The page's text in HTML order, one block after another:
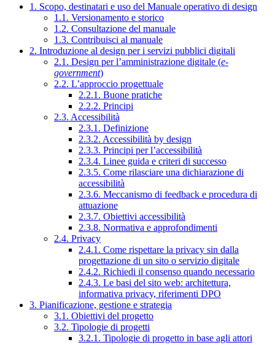
1. Scopo, destinatari e uso del Manuale operativo di design
1.1. Versionamento e storico
1.2. Consultazione del manuale
1.3. Contribuisci al manuale
2. Introduzione al design per i servizi pubblici digitali
2.1. Design per l’amministrazione digitale (e-
government)
2.2. L’approccio progettuale
2.2.1. Buone pratiche
2.2.2. Principi
2.3. Accessibilità
2.3.1. Definizione
2.3.2. Accessibilità by design
2.3.3. Principi per l’accessibilità
2.3.4. Linee guida e criteri di successo
2.3.5. Come rilasciare una dichiarazione di
accessibilità
2.3.6. Meccanismo di feedback e procedura di
attuazione
2.3.7. Obiettivi accessibilità
2.3.8. Normativa e approfondimenti
2.4. Privacy
2.4.1. Come rispettare la privacy sin dalla
progettazione di un sito o servizio digitale
2.4.2. Richiedi il consenso quando necessario
2.4.3. Le basi del sito web: architettura,
informativa privacy, riferimenti DPO
3. Pianificazione, gestione e strategia
3.1. Obiettivi del progetto
3.2. Tipologie di progetti
3.2.1. Tipologie di progetto in base agli attori